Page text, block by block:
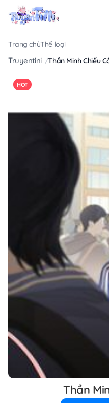
Trang chủThể loại
Truyentini Thần Minh Chiếu
HOT
Thần